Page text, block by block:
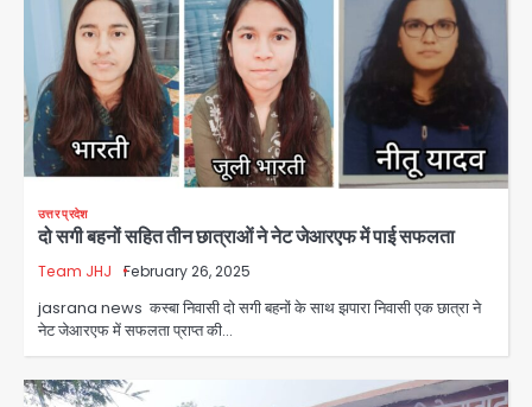
उत्तर प्रदेश
दो सगी बहनों सहित तीन छात्राओं ने नेट जेआरएफ में पाई सफलता
Team JHJ February 26, 2025
jasrana news कस्बा निवासी दो सगी बहनों के साथ झपारा निवासी एक छात्रा ने
नेट जेआरएफ में सफलता प्राप्त की…